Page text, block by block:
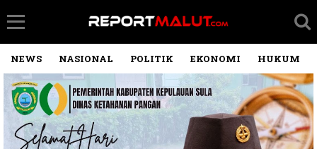
NEWS NASIONAL POLITIK EKONOMI HUKUM